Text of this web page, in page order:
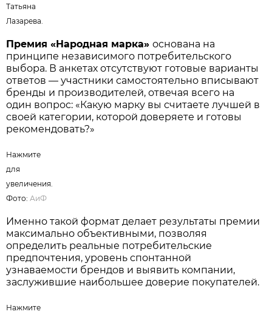
Татьяна
Лазарева.
Премия «Народная марка»основана на
принципе независимого потребительского
выбора. В анкетах отсутствуют готовые варианты
ответов — участники самостоятельно вписывают
бренды и производителей, отвечая всего на
один вопрос: «Какую марку вы считаете лучшей в
своей категории, которой доверяете и готовы
рекомендовать?»
Нажмите
для
увеличения.
Фото:АиФ
Именно такой формат делает результаты премии
максимально объективными, позволяя
определить реальные потребительские
предпочтения, уровень спонтанной
узнаваемости брендов и выявить компании,
заслужившие наибольшее доверие покупателей.
Нажмите